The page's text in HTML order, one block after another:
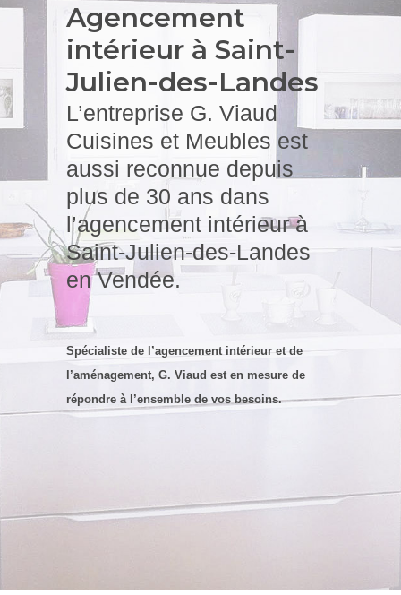
Agencement
intérieur à Saint-
Julien-des-Landes
L’entreprise G. Viaud
Cuisines et Meubles est
aussi reconnue depuis
plus de 30 ans dans
l’agencement intérieur à
Saint-Julien-des-Landes
en Vendée.
Spécialiste de l’agencement intérieur et de
l’aménagement, G. Viaud est en mesure de
répondre à l’ensemble de vos besoins.